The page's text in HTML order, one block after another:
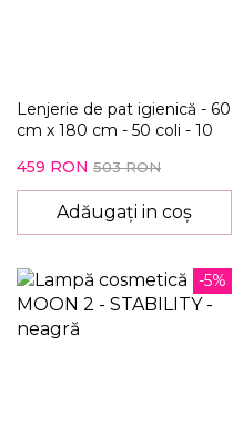
Lenjerie de pat igienică - 60
cm x 180 cm - 50 coli - 10
459 RON 503 RON
Adăugați in coș
-5%